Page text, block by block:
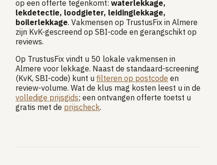
op een offerte tegenkomt: waterlekkage,
lekdetectie, loodgieter, leidinglekkage,
boilerlekkage. Vakmensen op TrustusFix in Almere
zijn KvK-gescreend op SBI-code en gerangschikt op
reviews.
Op TrustusFix vindt u 50 lokale vakmensen in
Almere voor lekkage. Naast de standaard-screening
(KvK, SBI-code) kunt u filteren op postcode en
review-volume. Wat de klus mag kosten leest u in de
volledige prijsgids; een ontvangen offerte toetst u
gratis met de prijscheck.